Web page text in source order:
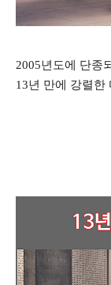
2005년도에 단종
13년 만에 강렬한